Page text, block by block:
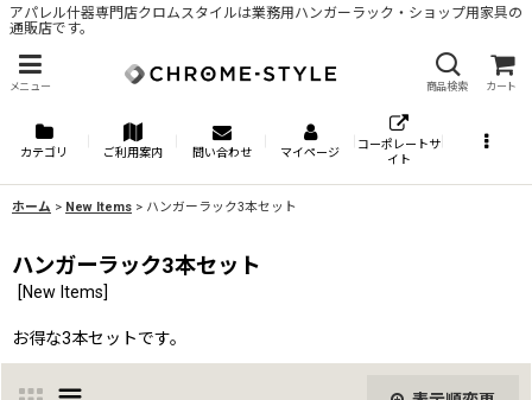
アパレル什器専門店クロムスタイルは業務用ハンガーラック・ショップ用家具の
通販店です。
メニュー 商品検索 カート
カテゴリ ご利用案内 問い合わせ マイページ
コーポレートサ
イト
ホーム > New Items > ハンガーラック3本セット
ハンガーラック3本セット
[New Items]
お得な3本セットです。